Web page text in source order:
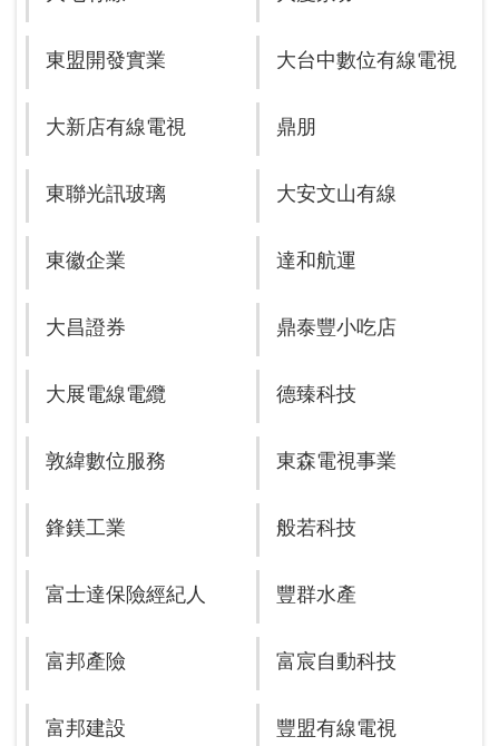
東盟開發實業 大台中數位有線電視
大新店有線電視 鼎朋
東聯光訊玻璃 大安文山有線
東徽企業 達和航運
大昌證券 鼎泰豐小吃店
大展電線電纜 德臻科技
敦緯數位服務 東森電視事業
鋒鎂工業 般若科技
富士達保險經紀人 豐群水產
富邦產險 富宸自動科技
富邦建設 豐盟有線電視